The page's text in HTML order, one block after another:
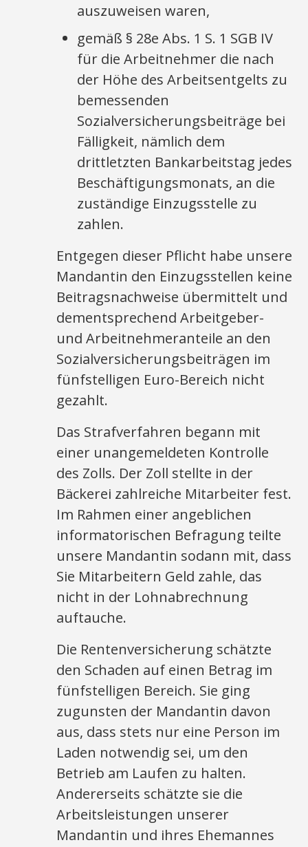
auszuweisen waren,
gemäß § 28e Abs. 1 S. 1 SGB IV
für die Arbeitnehmer die nach
der Höhe des Arbeitsentgelts zu
bemessenden
Sozialversicherungsbeiträge bei
Fälligkeit, nämlich dem
drittletzten Bankarbeitstag jedes
Beschäftigungsmonats, an die
zuständige Einzugsstelle zu
zahlen.
Entgegen dieser Pflicht habe unsere
Mandantin den Einzugsstellen keine
Beitragsnachweise übermittelt und
dementsprechend Arbeitgeber-
und Arbeitnehmeranteile an den
Sozialversicherungsbeiträgen im
fünfstelligen Euro-Bereich nicht
gezahlt.
Das Strafverfahren begann mit
einer unangemeldeten Kontrolle
des Zolls. Der Zoll stellte in der
Bäckerei zahlreiche Mitarbeiter fest.
Im Rahmen einer angeblichen
informatorischen Befragung teilte
unsere Mandantin sodann mit, dass
Sie Mitarbeitern Geld zahle, das
nicht in der Lohnabrechnung
auftauche.
Die Rentenversicherung schätzte
den Schaden auf einen Betrag im
fünfstelligen Bereich. Sie ging
zugunsten der Mandantin davon
aus, dass stets nur eine Person im
Laden notwendig sei, um den
Betrieb am Laufen zu halten.
Andererseits schätzte sie die
Arbeitsleistungen unserer
Mandantin und ihres Ehemannes